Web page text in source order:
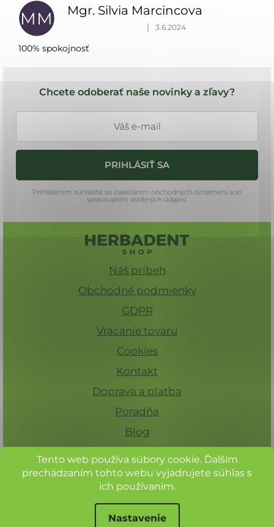
Tento web používa súbory cookie. Ďalším
prechádzaním tohto webu vyjadrujete súhlas s
ich používaním.
Nastavenie
hviezdičiek.
p
i
h
n
MM Mgr. Silvia Marcincova
Hodnotenie produktu je 5 z 5 hviezdičiek.
| 3.6.2024
100% spokojnosť
Chcete odoberať naše novinky a zľavy?
PRIHLÁSIŤ SA
Prihlásením súhlasíte so zasielaním obchodných oznámení a so
spracovaním osobných údajov.
Náš príbeh
Obchodné podmienky
GDPR
Vracanie tovaru
Cookies
Kontakt
Doprava a platba
Poradňa
Blog